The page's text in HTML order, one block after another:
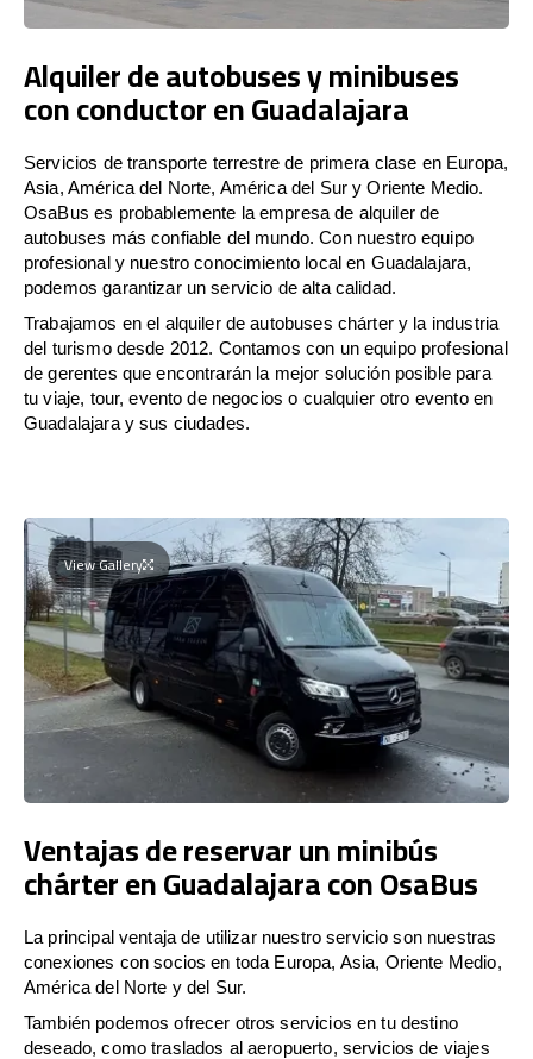
Alquiler de autobuses y minibuses
con conductor en Guadalajara
Servicios de transporte terrestre de primera clase en Europa,
Asia, América del Norte, América del Sur y Oriente Medio.
OsaBus es probablemente la empresa de alquiler de
autobuses más confiable del mundo. Con nuestro equipo
profesional y nuestro conocimiento local en Guadalajara,
podemos garantizar un servicio de alta calidad.
Trabajamos en el alquiler de autobuses chárter y la industria
del turismo desde 2012. Contamos con un equipo profesional
de gerentes que encontrarán la mejor solución posible para
tu viaje, tour, evento de negocios o cualquier otro evento en
Guadalajara y sus ciudades.
View Gallery
Ventajas de reservar un minibús
chárter en Guadalajara con OsaBus
La principal ventaja de utilizar nuestro servicio son nuestras
conexiones con socios en toda Europa, Asia, Oriente Medio,
América del Norte y del Sur.
También podemos ofrecer otros servicios en tu destino
deseado, como traslados al aeropuerto, servicios de viajes